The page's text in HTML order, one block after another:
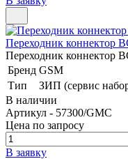
Переходник коннектор
Переходник коннектор
Бренд GSM
Тип
ЗИП (сервис
В наличии
Артикул - 57300/GMC
Цена по запросу
В заявку